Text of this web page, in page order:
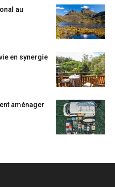
au
en synergie
aménager